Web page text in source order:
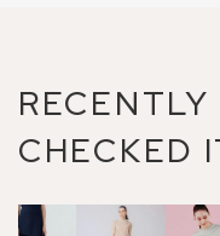
RECENTLY
CHECKED